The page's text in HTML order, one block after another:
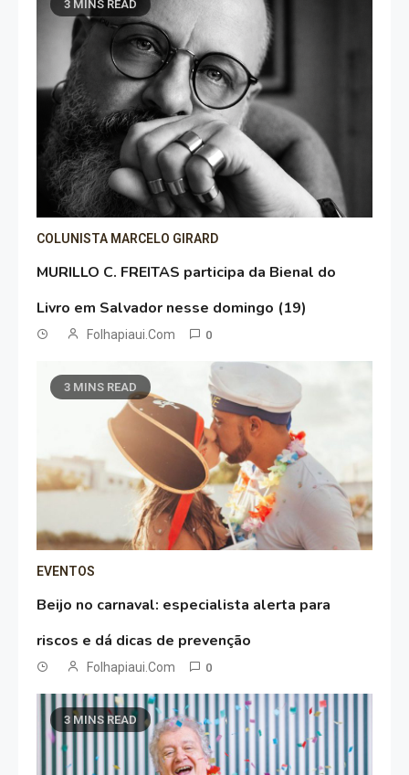
3 MINS READ
COLUNISTA MARCELO GIRARD
MURILLO C. FREITAS participa da Bienal do
Livro em Salvador nesse domingo (19)
Folhapiaui.com 0
3 MINS READ
EVENTOS
Beijo no carnaval: especialista alerta para
riscos e dá dicas de prevenção
Folhapiaui.com 0
3 MINS READ